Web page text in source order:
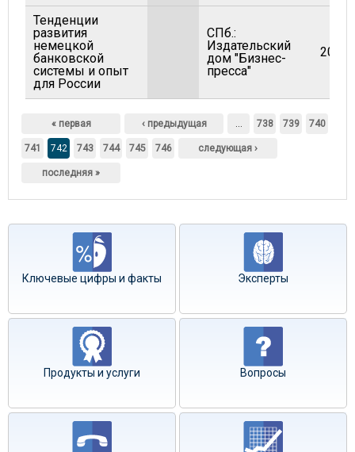
Тенденции
развития
немецкой
банковской
системы и опыт
для России
СПб.:
Издательский
дом "Бизнес-
пресса"
2002
« первая ‹ предыдущая … 738 739 740
741 742 743 744 745 746 следующая ›
последняя »
Ключевые цифры и факты Эксперты
Продукты и услуги Вопросы